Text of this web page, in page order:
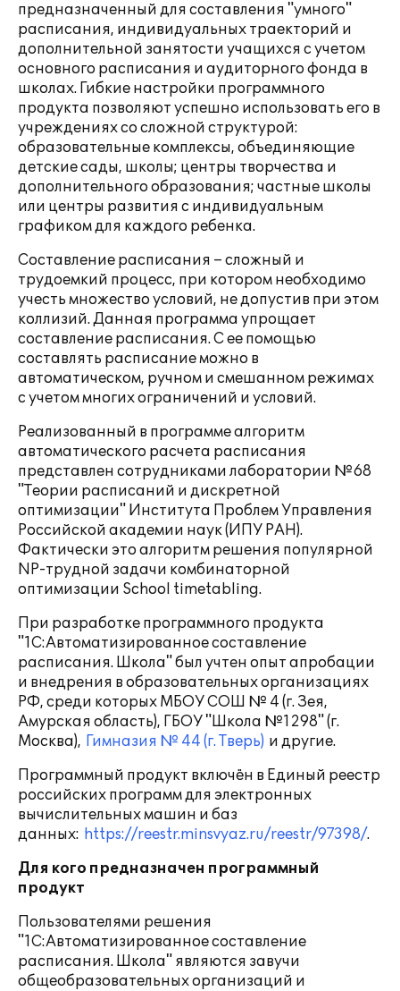
предназначенный для составления "умного"
расписания, индивидуальных траекторий и
дополнительной занятости учащихся с учетом
основного расписания и аудиторного фонда в
школах. Гибкие настройки программного
продукта позволяют успешно использовать его в
учреждениях со сложной структурой:
образовательные комплексы, объединяющие
детские сады, школы; центры творчества и
дополнительного образования; частные школы
или центры развития с индивидуальным
графиком для каждого ребенка.
Составление расписания – сложный и
трудоемкий процесс, при котором необходимо
учесть множество условий, не допустив при этом
коллизий. Данная программа упрощает
составление расписания. С ее помощью
составлять расписание можно в
автоматическом, ручном и смешанном режимах
с учетом многих ограничений и условий.
Реализованный в программе алгоритм
автоматического расчета расписания
представлен сотрудниками лаборатории №68
"Теории расписаний и дискретной
оптимизации" Института Проблем Управления
Российской академии наук (ИПУ РАН).
Фактически это алгоритм решения популярной
NP-трудной задачи комбинаторной
оптимизации School timetabling.
При разработке программного продукта
"1С:Автоматизированное составление
расписания. Школа" был учтен опыт апробации
и внедрения в образовательных организациях
РФ, среди которых МБОУ СОШ № 4 (г. Зея,
Амурская область), ГБОУ "Школа №1298" (г.
Москва), Гимназия № 44 (г. Тверь) и другие.
Программный продукт включён в Единый реестр
российских программ для электронных
вычислительных машин и баз
данных: https://reestr.minsvyaz.ru/reestr/97398/.
Для кого предназначен программный
продукт
Пользователями решения
"1С:Автоматизированное составление
расписания. Школа" являются завучи
общеобразовательных организаций и